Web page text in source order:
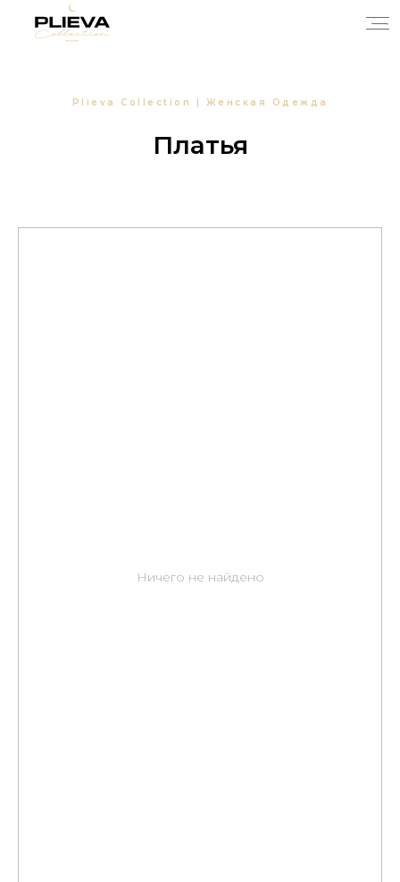
Plieva Collection | Женская Одежда
Платья
Ничего не найдено